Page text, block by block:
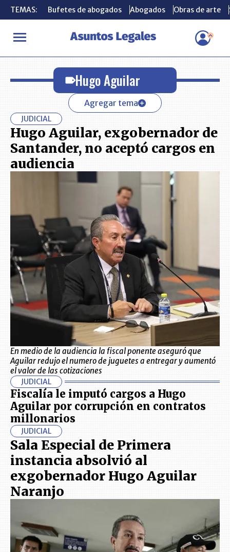
TEMAS: Bufetes de abogados Abogados Obras de arte
INICIO Hugo Aguilar
TEMAS: Bufetes de abogados Abogados Obras de arte
Hugo Aguilar
Agregar tema
JUDICIAL
Hugo Aguilar, exgobernador de
Santander, no aceptó cargos en
audiencia
En medio de la audiencia la fiscal ponente aseguró que
Aguilar redujo el numero de juguetes a entregar y aumentó
el valor de las cotizaciones
JUDICIAL
Fiscalía le imputó cargos a Hugo
Aguilar por corrupción en contratos
millonarios
JUDICIAL
Sala Especial de Primera
instancia absolvió al
exgobernador Hugo Aguilar
Naranjo